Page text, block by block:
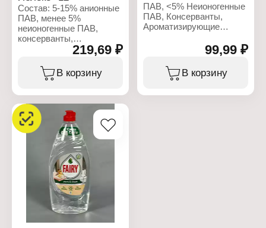
Состав: 5-15% анионные
ПАВ, менее 5%
неионогенные ПАВ,
консерванты,
ароматизирующие
добавки, линалоол.
Характеристики:
Бренд: Fairy
Тип товара: Средство
для мытья посуды
Назначение: для мытья
Аромат: зеленое яблоко
Форма выпуска:
жидкость
Объем: 900 мл
219,69 ₽
В корзину
ПАВ, <5% Неионогенные
ПАВ, Консерванты,
Ароматизирующие
Характеристики:
Производитель: Procter
& Gamble
Линейка: Pure & Clean
99,99 ₽
В корзину